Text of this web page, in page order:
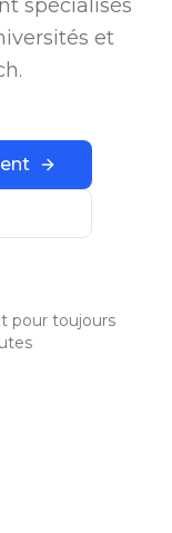
spécialisés
et
pour toujours